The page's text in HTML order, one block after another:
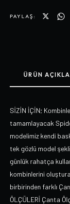
PAYLAŞ:
ÜRÜN
SİZİN İÇİN;
tamamlayacak
modelimiz kendi
tek gözlü model
günlük rahatça
kombinlerini
birbirinden farklı
ÖLÇÜLERİ Çanta